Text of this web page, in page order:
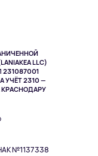
LLC)
УЧЁТ 2310 —
№1137338